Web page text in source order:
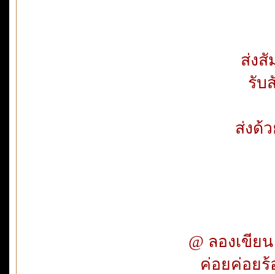
ส่งสั
รับ
ส่งด้
@ ลองเขีย
ค่อยค่อยร้